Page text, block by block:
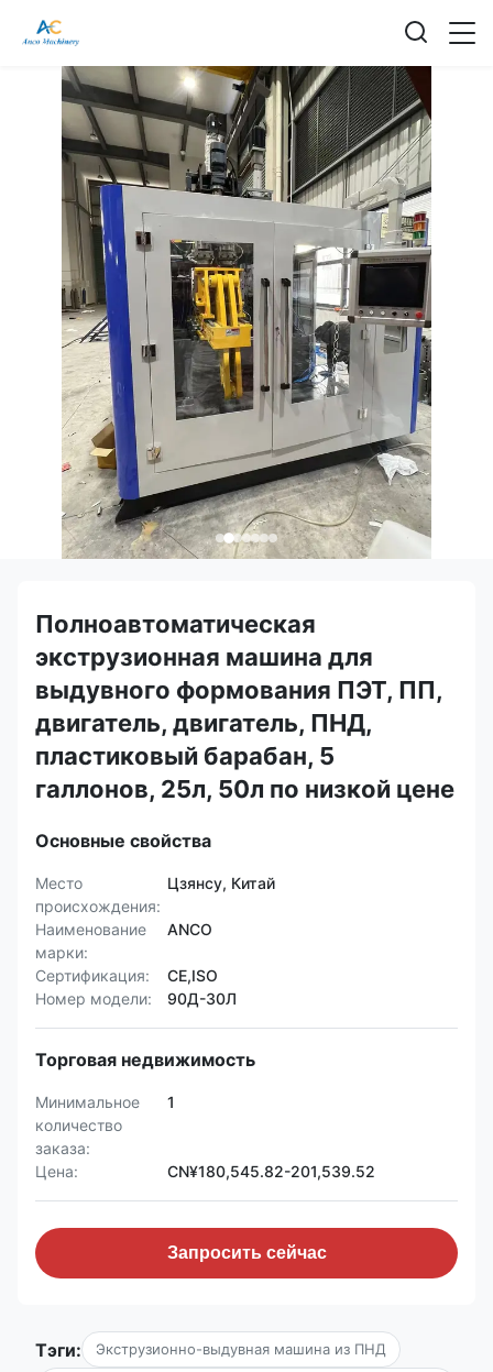
Полноавтоматическая
экструзионная машина для
выдувного формования ПЭТ, ПП,
двигатель, двигатель, ПНД,
пластиковый барабан, 5
галлонов, 25л, 50л по низкой цене
Основные свойства
Место
происхождения:
Цзянсу, Китай
Наименование
марки:
ANCO
Сертификация:
CE,ISO
Номер модели:
90Д-30Л
Торговая недвижимость
Минимальное
количество
заказа:
1
Цена: CN¥180,545.82-201,539.52
Запросить сейчас
Тэги: Экструзионно-выдувная машина из ПНД